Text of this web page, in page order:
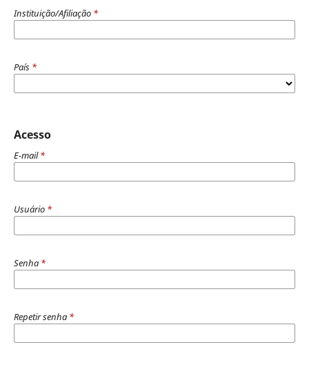
Instituição/Afiliação *
País *
Acesso
E-mail*
Usuário *
Senha *
Repetir senha *